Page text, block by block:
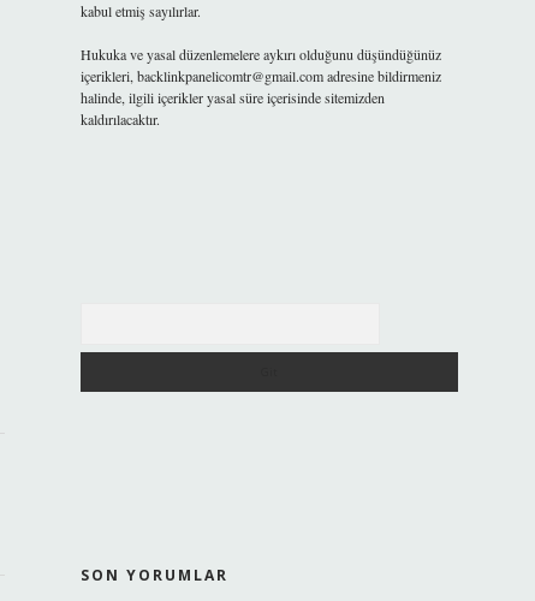
kabul etmiş sayılırlar.
Hukuka ve yasal düzenlemelere aykırı olduğunu düşündüğünüz
içerikleri, backlinkpanelicomtr@gmail.comadresine bildirmeniz
halinde, ilgili içerikler yasal süre içerisinde sitemizden
kaldırılacaktır.
SON YORUMLAR